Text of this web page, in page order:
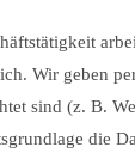
Wir geben
sind (z. B.
die